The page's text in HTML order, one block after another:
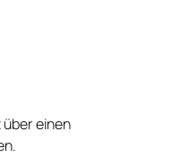
einen